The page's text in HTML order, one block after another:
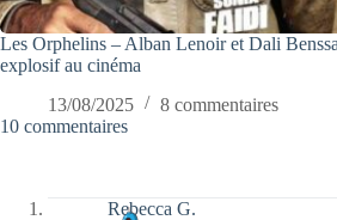
Les Orphelins – Alban Lenoir et Dali
explosif au cinéma
13/08/2025
8 commentaires
10 commentaires
Rebecca G.